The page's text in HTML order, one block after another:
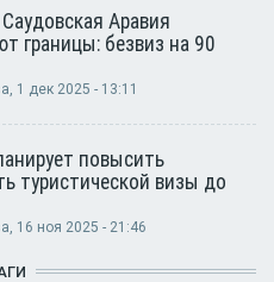
Аравия
границы: безвиз на 90
, 1 дек 2025 - 13:11
повысить
туристической визы до
, 16 ноя 2025 - 21:46